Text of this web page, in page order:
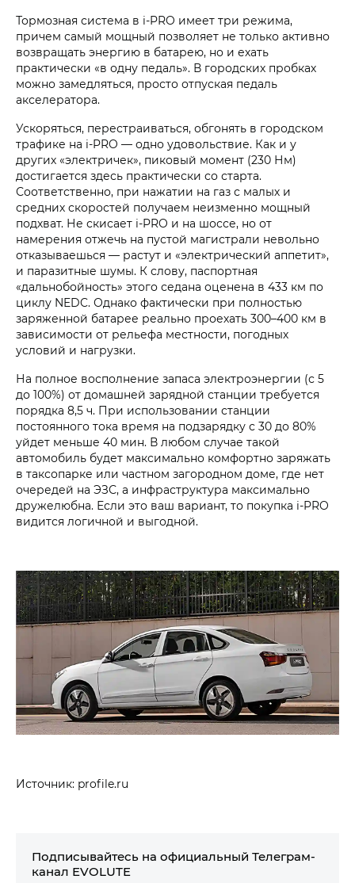
Тормозная система в i‑PRO имеет три режима,
причем самый мощный позволяет не только активно
возвращать энергию в батарею, но и ехать
практически «в одну педаль». В городских пробках
можно замедляться, просто отпуская педаль
акселератора.
Ускоряться, перестраиваться, обгонять в городском
трафике на i‑PRO — одно удовольствие. Как и у
других «электричек», пиковый момент (230 Нм)
достигается здесь практически со старта.
Соответственно, при нажатии на газ с малых и
средних скоростей получаем неизменно мощный
подхват. Не скисает i‑PRO и на шоссе, но от
намерения отжечь на пустой магистрали невольно
отказываешься — растут и «электрический аппетит»,
и паразитные шумы. К слову, паспортная
«дальнобойность» этого седана оценена в 433 км по
циклу NEDC. Однако фактически при полностью
заряженной батарее реально проехать 300–400 км в
зависимости от рельефа местности, погодных
условий и нагрузки.
На полное восполнение запаса электроэнергии (с 5
до 100%) от домашней зарядной станции требуется
порядка 8,5 ч. При использовании станции
постоянного тока время на подзарядку с 30 до 80%
уйдет меньше 40 мин. В любом случае такой
автомобиль будет максимально комфортно заряжать
в таксопарке или частном загородном доме, где нет
очередей на ЭЗС, а инфраструктура максимально
дружелюбна. Если это ваш вариант, то покупка i‑PRO
видится логичной и выгодной.
Источник: profile.ru
Подписывайтесь на официальный Телеграм-
канал EVOLUTE